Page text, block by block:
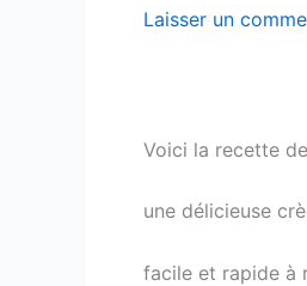
Laisser un
Voici la recette
une délicieuse
facile et rapide à